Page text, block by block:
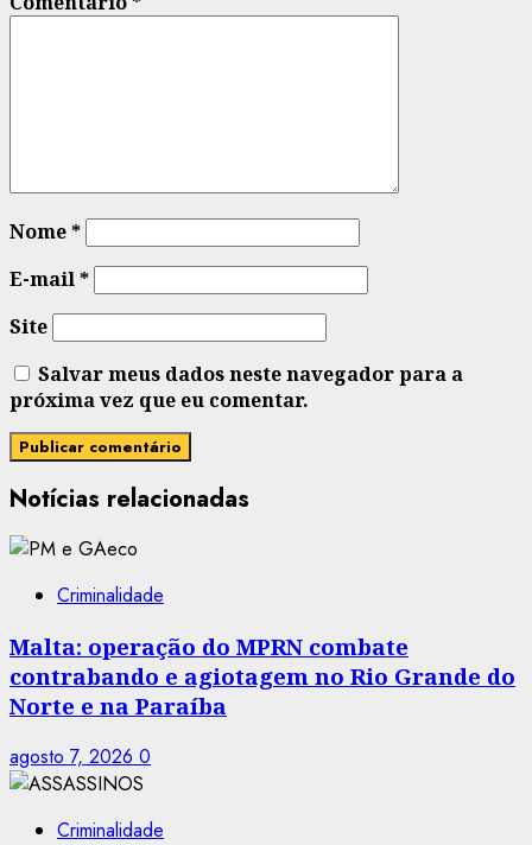
Nome*
E-mail*
Site
Salvar meus dados neste navegador para a
próxima vez que eu comentar.
Notícias relacionadas
Criminalidade
Malta: operação do MPRN combate
contrabando e agiotagem no Rio Grande do
Norte e na Paraíba
agosto 7, 2026 0
Criminalidade